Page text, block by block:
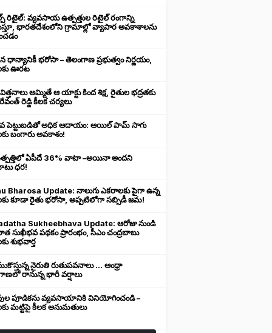
రిటైల్: వ్యవసాయ ఉత్పత్తుల రిటైల్ రంగాన్ని
భారతదేశంలోని గ్రామాల్లో వ్యాపార అవకాశాలను
ధాన్యానికీ భరోసా – తెలంగాణ ప్రభుత్వం నిర్ణయం,
ఊరట
అమ్మితే ఆ యాక్టు కింద శిక్ష, రైతుల భద్రతకు
రెడ్డి కీలక చర్యలు
పెట్టుబడితో అధిక ఆదాయం: ఆయిల్ పామ్ సాగు
బంగారు అవకాశం!
ఏపీదే 36% వాటా –అయినా అందని
ధర!
Bharosa Update: నాలుగు ఎకరాలకు పైగా ఉన్న
కూడా రైతు భరోసా, అప్పటిలోగా సబ్సిడీ జమ!
Sukheebhava Update: ఆరోజు నుండి
సుఖీభవ పథకం ప్రారంభం, సీఎం చంద్రబాబు
శుభవార్త
నైరుతి రుతుపవనాలు ... ఆంధ్రా
రానున్న భారీ వర్షాలు
పూడికను వ్యవసాయానికి వినియోగించండి –
మట్టిపై కీలక అనుమతులు